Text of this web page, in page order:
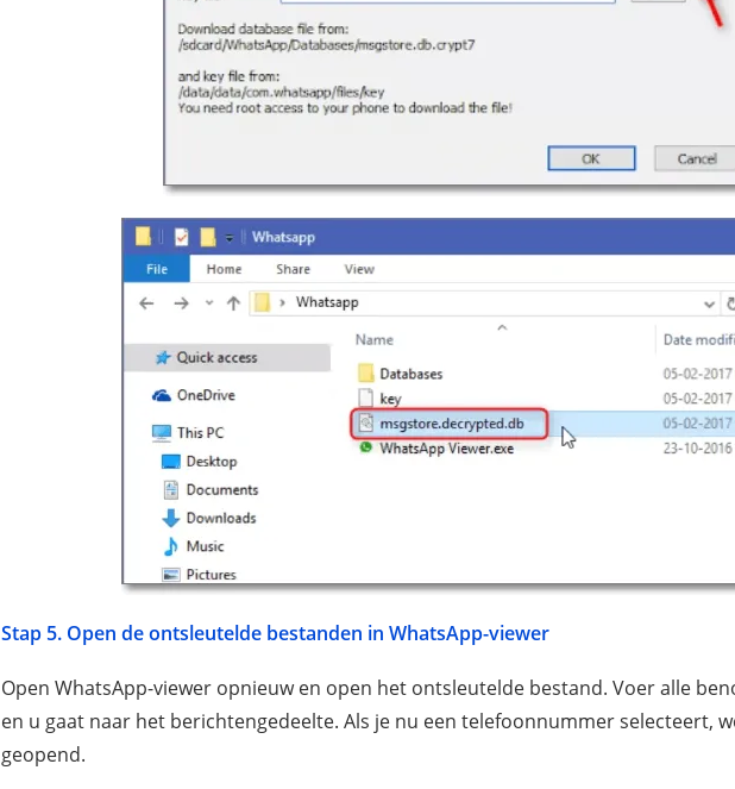
Stap 5. Open de ontsleutelde bestanden in WhatsApp-viewer
Open WhatsApp-viewer opnieuw en open het ontsleutelde bestand. Voer alle
en u gaat naar het berichtengedeelte. Als je nu een telefoonnummer selecteert,
geopend.